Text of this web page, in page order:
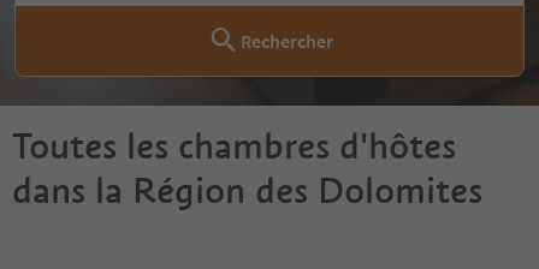
Rechercher
Toutes les chambres d'hôtes
dans la Région des Dolomites